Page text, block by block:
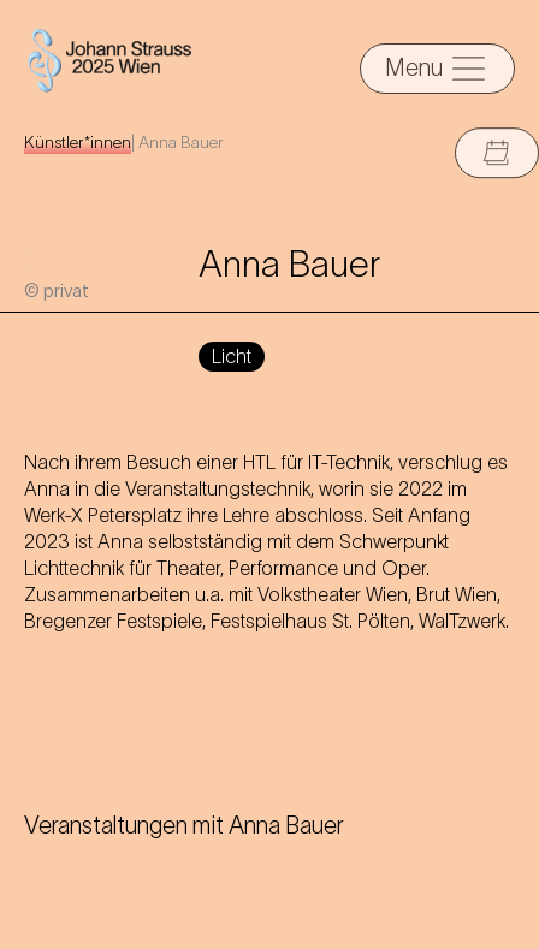
Menu
Künstler*innen Anna Bauer
© privat
Anna Bauer
Licht
Nach ihrem Besuch einer HTL für IT-Technik, verschlug es
Anna in die Veranstaltungstechnik, worin sie 2022 im
Werk-X Petersplatz ihre Lehre abschloss. Seit Anfang
2023 ist Anna selbstständig mit dem Schwerpunkt
Lichttechnik für Theater, Performance und Oper.
Zusammenarbeiten u.a. mit Volkstheater Wien, Brut Wien,
Bregenzer Festspiele, Festspielhaus St. Pölten, WalTzwerk.
Veranstaltungen mit Anna Bauer